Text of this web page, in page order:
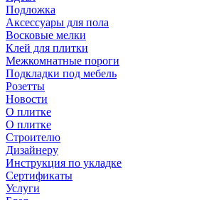
Подложка
Аксессуары для пола
Восковые мелки
Клей для плитки
Межкомнатные пороги
Подкладки под мебель
Розетты
Новости
О плитке
О плитке
Строителю
Дизайнеру
Инструкция по укладке
Сертификаты
Услуги